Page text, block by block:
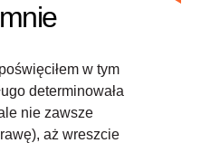
w tym
determinowała
nie zawsze
aż wreszcie